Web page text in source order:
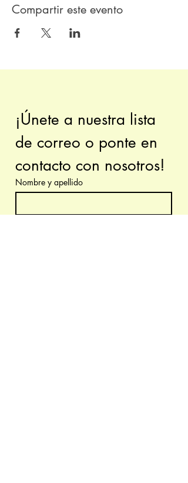
Compartir este evento
¡Únete a nuestra lista
de correo o ponte en
contacto con nosotros!
Nombre y apellido